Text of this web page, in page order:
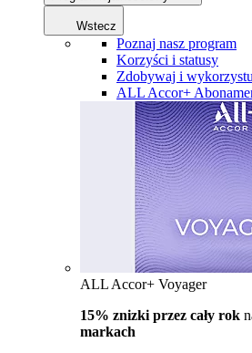
Wstecz
Poznaj nasz program
Korzyści i statusy
Zdobywaj i
ALL Accor+
ALL Accor+ Voyager
15% znizki przez cały rok
markach